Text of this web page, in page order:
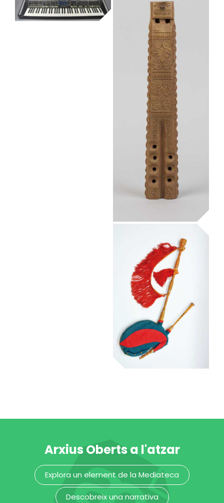
bagpipe
Museu de la Música de Barcelona
gaita
Arxius Oberts a l'atzar
Explora un element de la Mediateca
Descobreix una narrativa